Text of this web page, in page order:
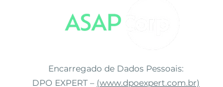
Encarregado de Dados Pessoais:
DPO EXPERT – (www.dpoexpert.com.br)